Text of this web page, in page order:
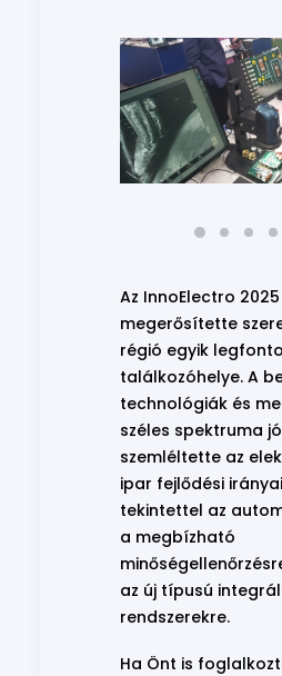
Az InnoElectro
megerősítette
régió egyik
találkozóhelye. A
technológiák és
széles spektruma
szemléltette az
ipar fejlődési
tekintettel az
a megbízható
az új típusú
rendszerekre.
Ha Önt is